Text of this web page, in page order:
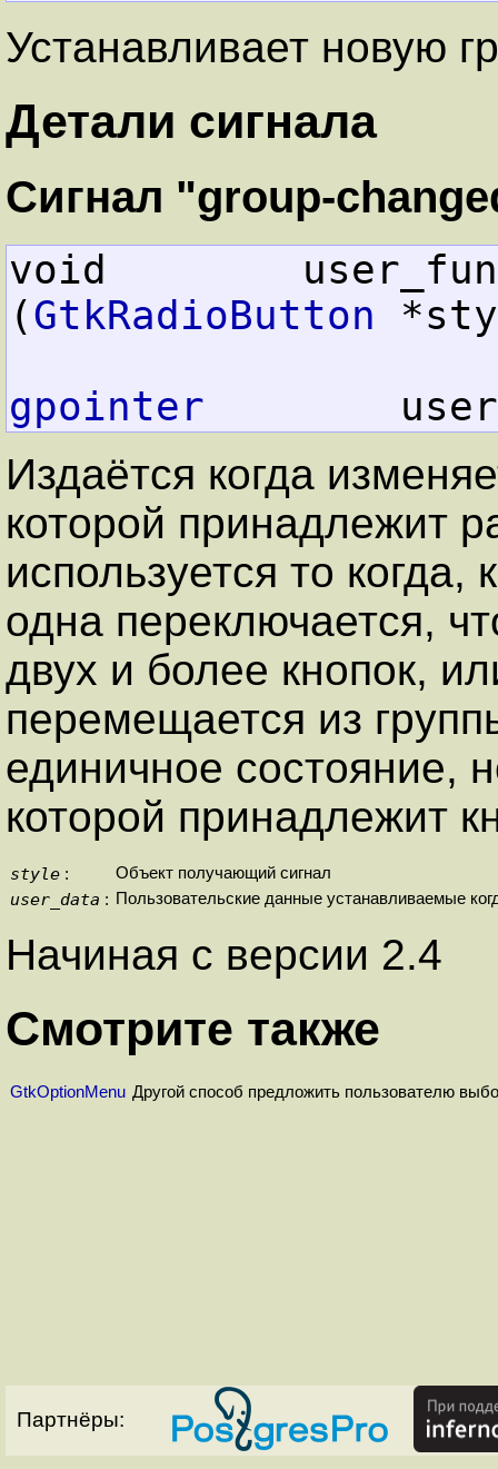
Устанавливает новую
Детали сигнала
Сигнал "group-
void
(GtkRadioButton
gpointer
Издаётся когда
которой принадлежит
используется то когда,
одна переключается,
двух и более кнопок,
перемещается из
единичное состояние,
которой принадлежит
style : Объект получающий сигнал
user_data : Пользовательские данные устанавливаемые
Начиная с версии 2.4
Смотрите также
GtkOptionMenu Другой способ предложить пользователю
Партнёры: